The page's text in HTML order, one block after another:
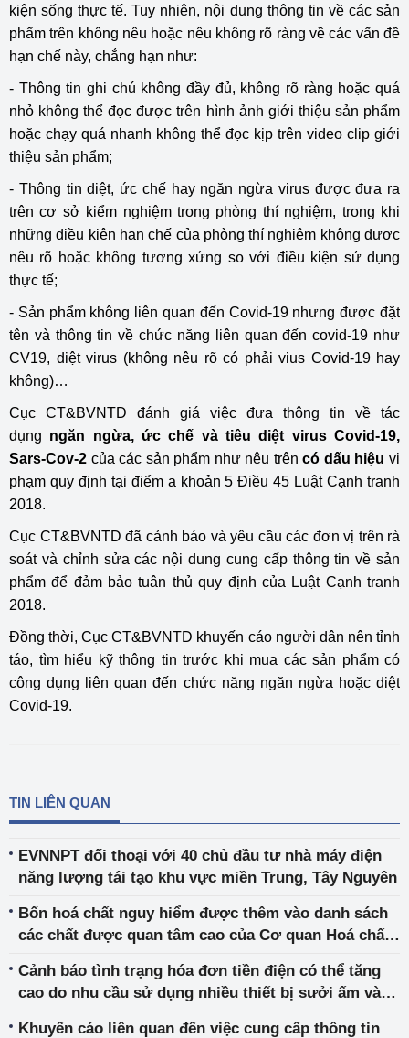
kiện sống thực tế. Tuy nhiên, nội dung thông tin về các sản
phẩm trên không nêu hoặc nêu không rõ ràng về các vấn đề
hạn chế này, chẳng hạn như:
- Thông tin ghi chú không đầy đủ, không rõ ràng hoặc quá
nhỏ không thể đọc được trên hình ảnh giới thiệu sản phẩm
hoặc chạy quá nhanh không thể đọc kịp trên video clip giới
thiệu sản phẩm;
- Thông tin diệt, ức chế hay ngăn ngừa virus được đưa ra
trên cơ sở kiểm nghiệm trong phòng thí nghiệm, trong khi
những điều kiện hạn chế của phòng thí nghiệm không được
nêu rõ hoặc không tương xứng so với điều kiện sử dụng
thực tế;
- Sản phẩm không liên quan đến Covid-19 nhưng được đặt
tên và thông tin về chức năng liên quan đến covid-19 như
CV19, diệt virus (không nêu rõ có phải vius Covid-19 hay
không)…
Cục CT&BVNTD đánh giá việc đưa thông tin về tác
dụng ngăn ngừa, ức chế và tiêu diệt virus Covid-19,
Sars-Cov-2 của các sản phẩm như nêu trên có dấu hiệuvi
phạm quy định tại điểm a khoản 5 Điều 45 Luật Cạnh tranh
2018.
Cục CT&BVNTD đã cảnh báo và yêu cầu các đơn vị trên rà
soát và chỉnh sửa các nội dung cung cấp thông tin về sản
phẩm để đảm bảo tuân thủ quy định của Luật Cạnh tranh
2018.
Đồng thời, Cục CT&BVNTD khuyến cáo người dân nên tỉnh
táo, tìm hiểu kỹ thông tin trước khi mua các sản phẩm có
công dụng liên quan đến chức năng ngăn ngừa hoặc diệt
Covid-19.
TIN LIÊN QUAN
EVNNPT đối thoại với 40 chủ đầu tư nhà máy điện
năng lượng tái tạo khu vực miền Trung, Tây Nguyên
Bốn hoá chất nguy hiểm được thêm vào danh sách
các chất được quan tâm cao của Cơ quan Hoá chất
Cảnh báo tình trạng hóa đơn tiền điện có thể tăng
cao do nhu cầu sử dụng nhiều thiết bị sưởi ấm vào
Khuyến cáo liên quan đến việc cung cấp thông tin